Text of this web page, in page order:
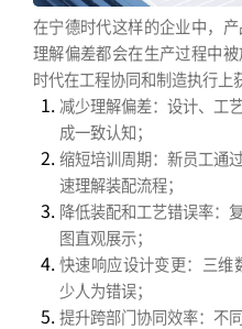
在宁德时代这样的企业中，
理解偏差都会在生产过程中
时代在工程协同和制造执行上
减少理解偏差：设计、工
成一致认知；
缩短培训周期：新员工通
速理解装配流程；
降低装配和工艺错误率：
图直观展示；
快速响应设计变更：三维
少人为错误；
提升跨部门协同效率：不